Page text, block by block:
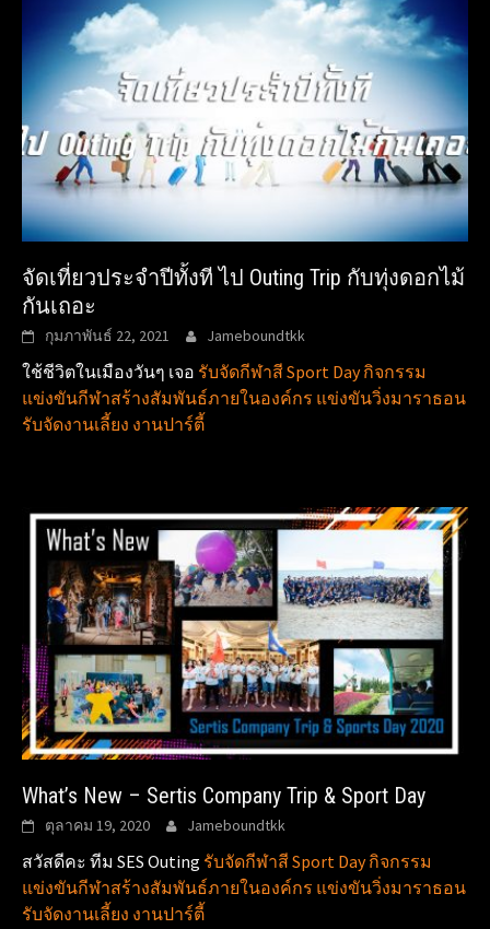
จัดเที่ยวประจำปีทั้งที ไป Outing Trip กับทุ่งดอกไม้
กันเถอะ
กุมภาพันธ์ 22, 2021 Jameboundtkk
ใช้ชีวิตในเมืองวันๆ เจอ รับจัดกีฬาสี Sport Day กิจกรรม
แข่งขันกีฬาสร้างสัมพันธ์ภายในองค์กร แข่งขันวิ่งมาราธอน
รับจัดงานเลี้ยง งานปาร์ตี้
What’s New – Sertis Company Trip & Sport Day
ตุลาคม 19, 2020 Jameboundtkk
สวัสดีคะ ทีม SES Outing รับจัดกีฬาสี Sport Day กิจกรรม
แข่งขันกีฬาสร้างสัมพันธ์ภายในองค์กร แข่งขันวิ่งมาราธอน
รับจัดงานเลี้ยง งานปาร์ตี้